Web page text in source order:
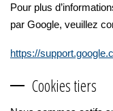
Pour plus
par Google, veuillez
https://
Cookies tiers